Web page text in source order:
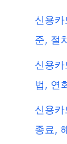
신용
준, 절
신용
법, 연
신용
종료,